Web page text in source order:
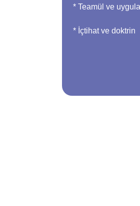
* Teamül ve
* İçtihat ve doktrin